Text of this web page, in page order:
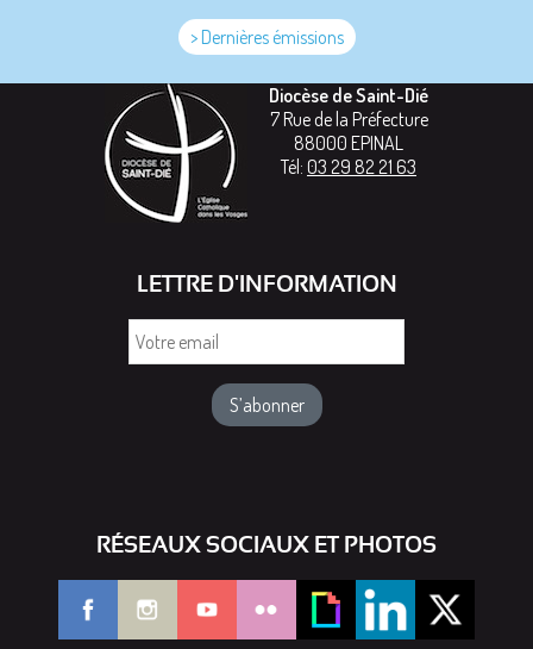
> Dernières émissions
Diocèse de Saint-Dié
7 Rue de la Préfecture
88000 EPINAL
Tél: 03 29 82 21 63
LETTRE D'INFORMATION
RÉSEAUX SOCIAUX ET PHOTOS